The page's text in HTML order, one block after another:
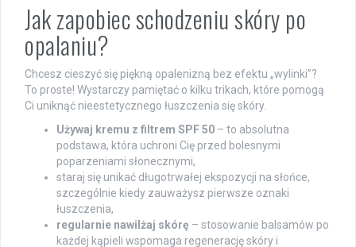
Jak zapobiec schodzeniu skóry po
opalaniu?
Chcesz cieszyć się piękną opalenizną bez efektu „wylinki”?
To proste! Wystarczy pamiętać o kilku trikach, które pomogą
Ci uniknąć nieestetycznego łuszczenia się skóry.
Używaj kremu z filtrem SPF 50 – to absolutna
podstawa, która uchroni Cię przed bolesnymi
poparzeniami słonecznymi,
staraj się unikać długotrwałej ekspozycji na słońce,
szczególnie kiedy zauważysz pierwsze oznaki
łuszczenia,
regularnie nawilżaj skórę – stosowanie balsamów po
każdej kąpieli wspomaga regenerację skóry i